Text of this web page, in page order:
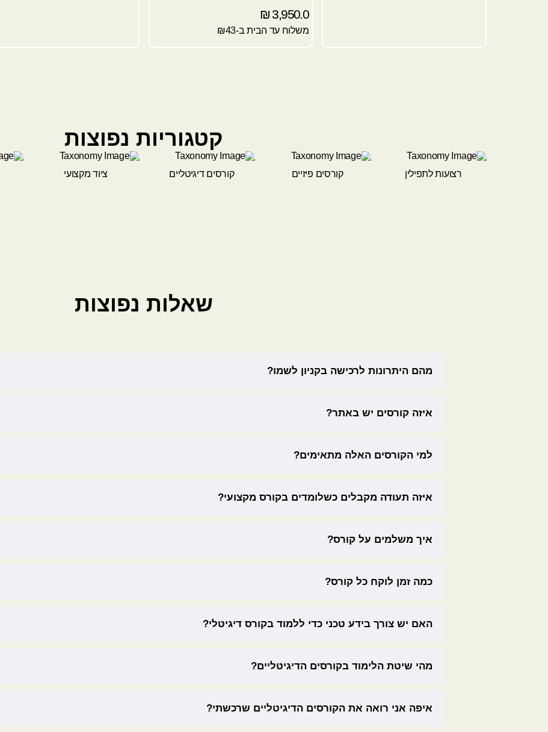
3,950.0
₪
משלוח עד הבית ב-₪43
קטגוריות נפוצות
רצועות לתפילין קורסים פיזיים קורסים דיגיטליים ציוד מקצועי
שאלות נפוצות
מהם היתרונות לרכישה בקניון לשמו?
איזה קורסים יש באתר?
למי הקורסים האלה מתאימים?
איזה תעודה מקבלים כשלומדים בקורס מקצועי?
איך משלמים על קורס?
כמה זמן לוקח כל קורס?
האם יש צורך בידע טכני כדי ללמוד בקורס דיגיטלי?
מהי שיטת הלימוד בקורסים הדיגיטליים?
איפה אני רואה את הקורסים הדיגיטליים שרכשתי?